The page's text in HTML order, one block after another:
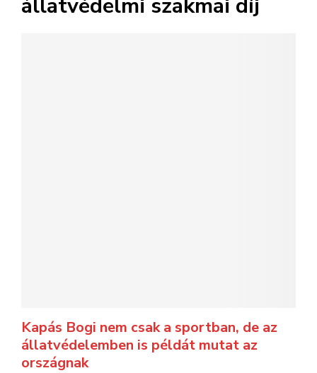
állatvédelmi szakmai díj
Kapás Bogi nem csak a sportban, de az
állatvédelemben is példát mutat az
országnak